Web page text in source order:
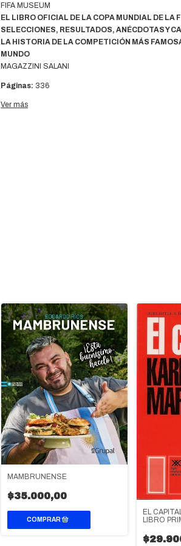
FIFA MUSEUM
EL LIBRO OFICIAL DE LA COPA MUNDIAL DE LA
SELECCIONES, RESULTADOS, ANÉCDOTAS Y
LA HISTORIA DE LA COMPETICIÓN MÁS
MUNDO
MAGAZZINI SALANI
Páginas: 336
Ancho:23.5 cm.
superestrellas que han hecho historia en el
los partidos, todos los resultados, estadísticas
sorprendentes anécdotas, esta es la historia definitiva
Mundial de la FIFA.Incluye prólogo de Gianni Infantino,
de la FIFA.
Ver más
MAMBRUNENSE
$35.000,00
EL
LIBRO